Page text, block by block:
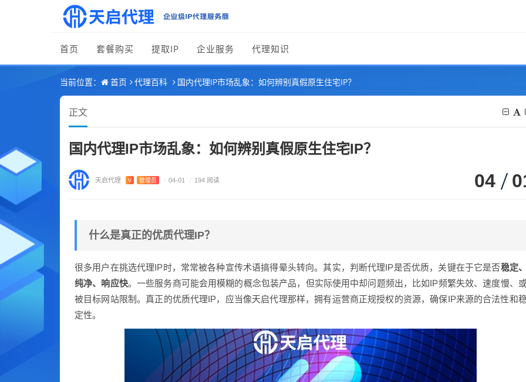
首页 套餐购买 提取IP 企业服务 代理知识
当前位置： 首页 代理百科 国内代理IP市场乱象：如何辨别真假原生住宅IP？
正文
国内代理IP市场乱象：如何辨别真假原生住宅IP？
天启代理 V 管理员 / 04-01 / 194 阅读 04
什么是真正的优质代理IP？
很多用户在挑选代理IP时，常常被各种宣传术语搞得晕头转向。其实，判断代理IP是否优质，关键在于它是否稳定
纯净、响应快。一些服务商可能会用模糊的概念包装产品，但实际使用中却问题频出，比如IP频繁失效、速度慢、
被目标网站限制。真正的优质代理IP，应当像天启代理那样，拥有运营商正规授权的资源，确保IP来源的合法性和
定性。